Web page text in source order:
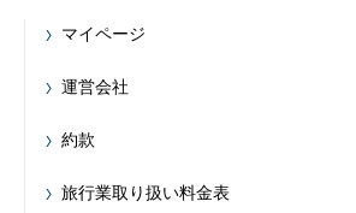
マイページ
運営会社
約款
旅行業取り扱い料金表